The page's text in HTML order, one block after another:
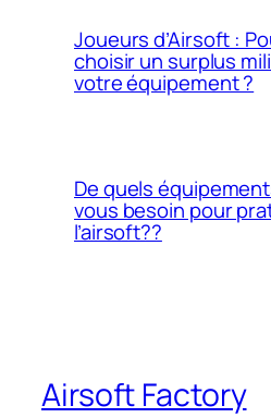
Joueurs d’Airsoft :
choisir un surplus
votre équipement ?
De quels
vous besoin pour
l’airsoft??
Airsoft Factory